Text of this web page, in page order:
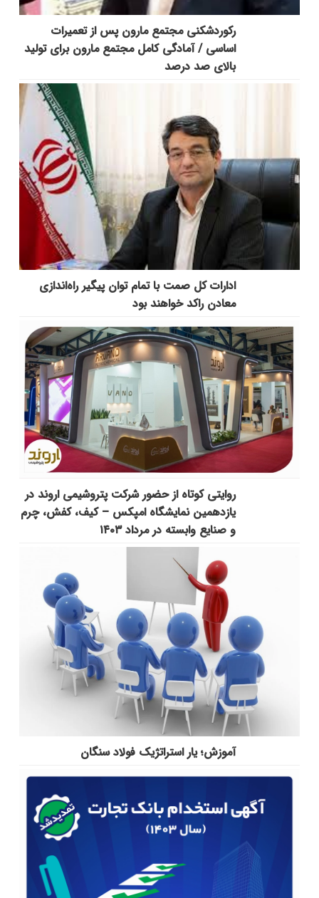
رکوردشکنی مجتمع مارون پس از تعمیرات
اساسی / آمادگی کامل مجتمع مارون برای تولید
بالای صد درصد
ادارات کل صمت با تمام توان پیگیر راه‌اندازی
معادن راکد خواهند بود
روایتی کوتاه از حضور شرکت پتروشیمی اروند در
یازدهمین نمایشگاه امپکس‌ – کیف، کفش، چرم
و صنایع وابسته در مرداد ۱۴۰۳
آموزش؛ یار استراتژیک فولاد سنگان